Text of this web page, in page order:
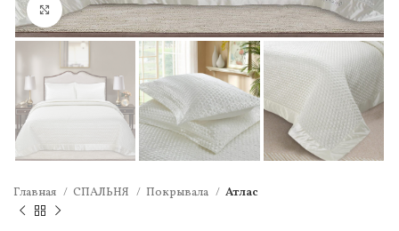
Нажмите, чтобы увеличить
Главная СПАЛЬНЯ Покрывала Атлас